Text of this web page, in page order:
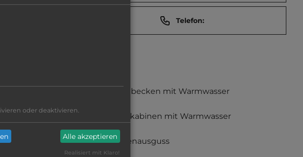
Telefon:
ist
Waschbecken mit Warmwasser
Duschkabinen mit Warmwasser
Fäkalienausguss
oder deaktivieren.
Alle akzeptieren
Realisiert mit Klaro!